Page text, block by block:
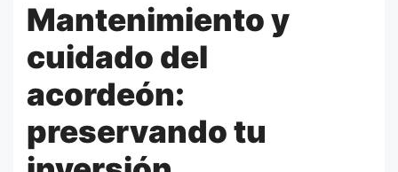
Mantenimiento y
cuidado del
acordeón:
preservando tu